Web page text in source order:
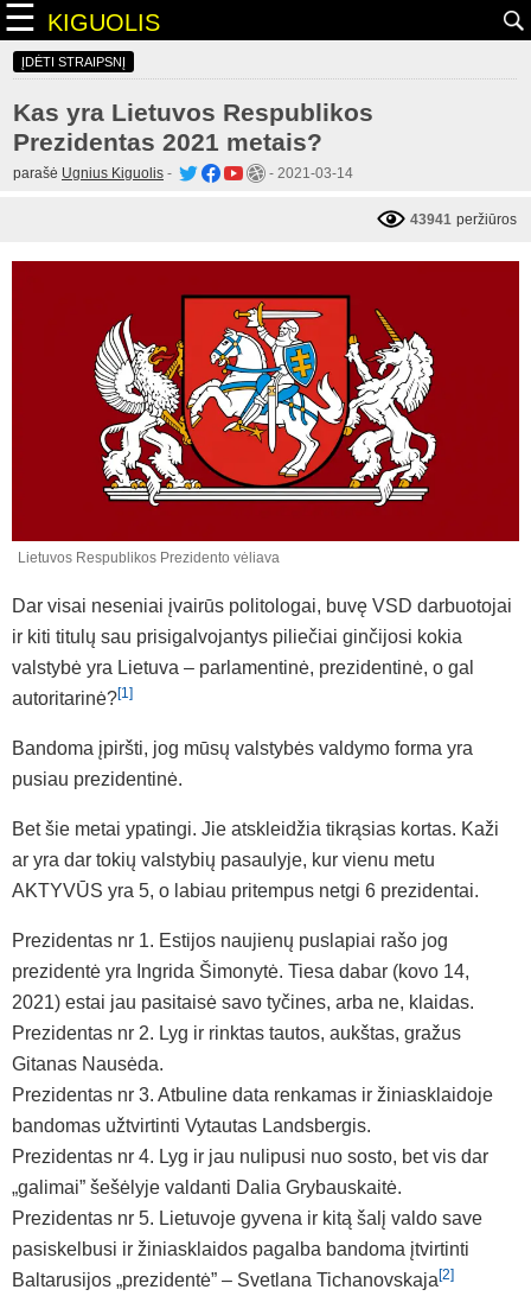
☰ KIGUOLIS
ĮDĖTI STRAIPSNĮ
Kas yra Lietuvos Respublikos
Prezidentas 2021 metais?
parašė Ugnius Kiguolis - - 2021-03-14
43941 peržiūros
Lietuvos Respublikos Prezidento vėliava
Dar visai neseniai įvairūs politologai, buvę VSD darbuotojai
ir kiti titulų sau prisigalvojantys piliečiai ginčijosi kokia
valstybė yra Lietuva – parlamentinė, prezidentinė, o gal
autoritarinė?[1]
Bandoma įpiršti, jog mūsų valstybės valdymo forma yra
pusiau prezidentinė.
Bet šie metai ypatingi. Jie atskleidžia tikrąsias kortas. Kaži
ar yra dar tokių valstybių pasaulyje, kur vienu metu
AKTYVŪS yra 5, o labiau pritempus netgi 6 prezidentai.
Prezidentas nr 1. Estijos naujienų puslapiai rašo jog
prezidentė yra Ingrida Šimonytė. Tiesa dabar (kovo 14,
2021) estai jau pasitaisė savo tyčines, arba ne, klaidas.
Prezidentas nr 2. Lyg ir rinktas tautos, aukštas, gražus
Gitanas Nausėda.
Prezidentas nr 3. Atbuline data renkamas ir žiniasklaidoje
bandomas užtvirtinti Vytautas Landsbergis.
Prezidentas nr 4. Lyg ir jau nulipusi nuo sosto, bet vis dar
„galimai” šešėlyje valdanti Dalia Grybauskaitė.
Prezidentas nr 5. Lietuvoje gyvena ir kitą šalį valdo save
pasiskelbusi ir žiniasklaidos pagalba bandoma įtvirtinti
Baltarusijos „prezidentė” – Svetlana Tichanovskaja[2]